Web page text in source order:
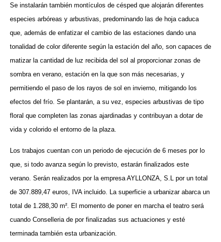
Se instalarán también montículos de césped que alojarán diferentes
especies arbóreas y arbustivas, predominando las de hoja caduca
que, además de enfatizar el cambio de las estaciones dando una
tonalidad de color diferente según la estación del año, son capaces de
matizar la cantidad de luz recibida del sol al proporcionar zonas de
sombra en verano, estación en la que son más necesarias, y
permitiendo el paso de los rayos de sol en invierno, mitigando los
efectos del frío. Se plantarán, a su vez, especies arbustivas de tipo
floral que completen las zonas ajardinadas y contribuyan a dotar de
vida y colorido el entorno de la plaza.
Los trabajos cuentan con un periodo de ejecución de 6 meses por lo
que, si todo avanza según lo previsto, estarán finalizados este
verano. Serán realizados por la empresa AYLLONZA, S.L por un total
de 307.889,47 euros, IVA incluido. La superficie a urbanizar abarca un
total de 1.288,30 m². El momento de poner en marcha el teatro será
cuando Conselleria de por finalizadas sus actuaciones y esté
terminada también esta urbanización.